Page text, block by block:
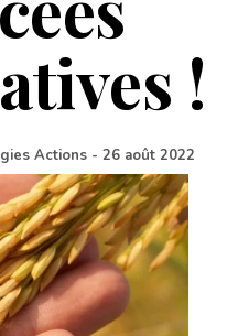
!
Actions - 26 août 2022